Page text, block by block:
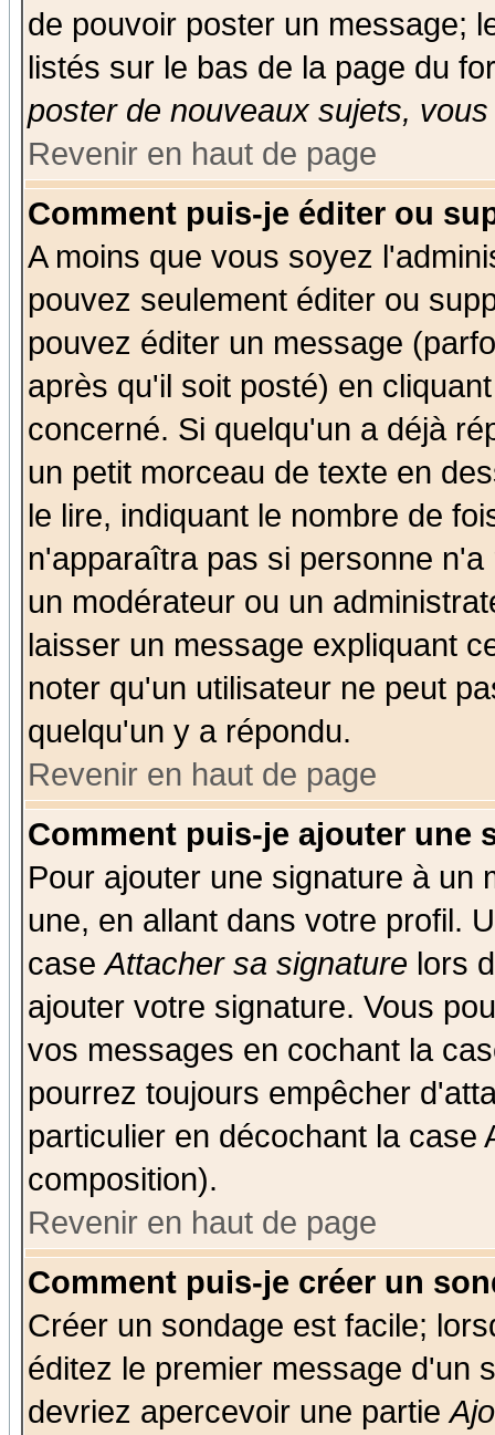
de pouvoir poster un message;
listés sur le bas de la page du
poster de nouveaux sujets,
Revenir en haut de page
Comment puis-je éditer ou
A moins que vous soyez
pouvez seulement éditer ou
pouvez éditer un message
après qu'il soit posté) en
concerné. Si quelqu'un a déjà
un petit morceau de texte en
le lire, indiquant le nombre de
n'apparaîtra pas si personne
un modérateur ou un
laisser un message expliquant
noter qu'un utilisateur ne peut
quelqu'un y a répondu.
Revenir en haut de page
Comment puis-je ajouter une
Pour ajouter une signature à un
une, en allant dans votre profil.
caseAttacher sa signature lors
ajouter votre signature. Vous
vos messages en cochant la
pourrez toujours empêcher
particulier en décochant la case
composition).
Revenir en haut de page
Comment puis-je créer un
Créer un sondage est facile;
éditez le premier message d'un
devriez apercevoir une partie